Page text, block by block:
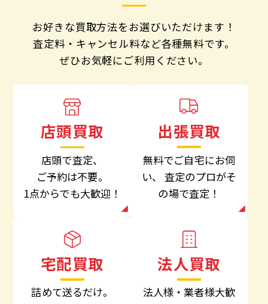
お好きな買取方法をお選びいただけます！
査定料・キャンセル料など各種無料です。
ぜひお気軽にご利用ください。
店頭買取
店頭で査定、
ご予約は不要。
1点からでも大歓迎！
出張買取
無料でご自宅にお伺
い、
査定のプロがそ
の場で査定！
宅配買取
詰めて送るだけ。
法人買取
法人様・業者様大歓